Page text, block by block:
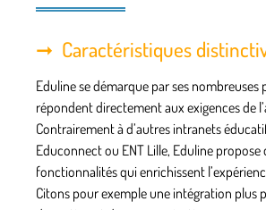
Caractéristiques
Eduline se démarque par ses
répondent directement aux exigences de
Contrairement à d’autres intranets
Educonnect ou ENT Lille, Eduline propose
fonctionnalités qui enrichissent
Citons pour exemple une intégration plus